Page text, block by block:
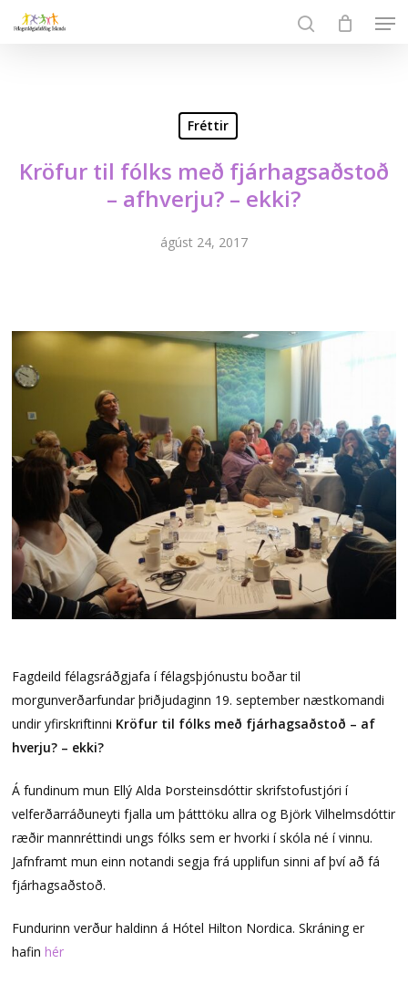
Fréttir
Kröfur til fólks með fjárhagsaðstoð
– afhverju? – ekki?
ágúst 24, 2017
Fagdeild félagsráðgjafa í félagsþjónustu boðar til
morgunverðarfundar þriðjudaginn 19. september næstkomandi
undir yfirskriftinni Kröfur til fólks með fjárhagsaðstoð – af
hverju? – ekki?
Á fundinum mun Ellý Alda Þorsteinsdóttir skrifstofustjóri í
velferðarráðuneyti fjalla um þátttöku allra og Björk Vilhelmsdóttir
ræðir mannréttindi ungs fólks sem er hvorki í skóla né í vinnu.
Jafnframt mun einn notandi segja frá upplifun sinni af því að fá
fjárhagsaðstoð.
Fundurinn verður haldinn á Hótel Hilton Nordica. Skráning er
hafinhér